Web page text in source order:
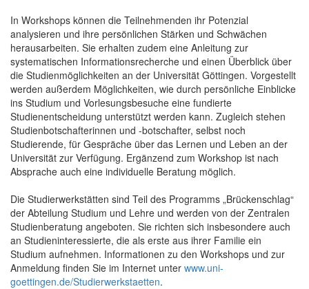
In Workshops können die Teilnehmenden ihr Potenzial
analysieren und ihre persönlichen Stärken und Schwächen
herausarbeiten. Sie erhalten zudem eine Anleitung zur
systematischen Informationsrecherche und einen Überblick über
die Studienmöglichkeiten an der Universität Göttingen. Vorgestellt
werden außerdem Möglichkeiten, wie durch persönliche Einblicke
ins Studium und Vorlesungsbesuche eine fundierte
Studienentscheidung unterstützt werden kann. Zugleich stehen
Studienbotschafterinnen und -botschafter, selbst noch
Studierende, für Gespräche über das Lernen und Leben an der
Universität zur Verfügung. Ergänzend zum Workshop ist nach
Absprache auch eine individuelle Beratung möglich.
Die Studierwerkstätten sind Teil des Programms „Brückenschlag“
der Abteilung Studium und Lehre und werden von der Zentralen
Studienberatung angeboten. Sie richten sich insbesondere auch
an Studieninteressierte, die als erste aus ihrer Familie ein
Studium aufnehmen. Informationen zu den Workshops und zur
Anmeldung finden Sie im Internet unter www.uni-
goettingen.de/Studierwerkstaetten.